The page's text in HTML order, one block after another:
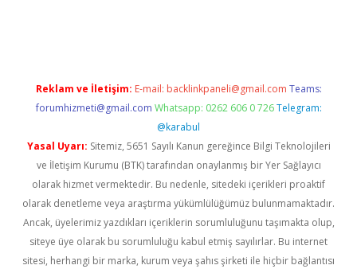
Reklam ve İletişim: E-mail: backlinkpaneli@gmail.com Teams:
forumhizmeti@gmail.com Whatsapp: 0262 606 0 726 Telegram:
@karabul
Yasal Uyarı: Sitemiz, 5651 Sayılı Kanun gereğince Bilgi Teknolojileri
ve İletişim Kurumu (BTK) tarafından onaylanmış bir Yer Sağlayıcı
olarak hizmet vermektedir. Bu nedenle, sitedeki içerikleri proaktif
olarak denetleme veya araştırma yükümlülüğümüz bulunmamaktadır.
Ancak, üyelerimiz yazdıkları içeriklerin sorumluluğunu taşımakta olup,
siteye üye olarak bu sorumluluğu kabul etmiş sayılırlar. Bu internet
sitesi, herhangi bir marka, kurum veya şahıs şirketi ile hiçbir bağlantısı